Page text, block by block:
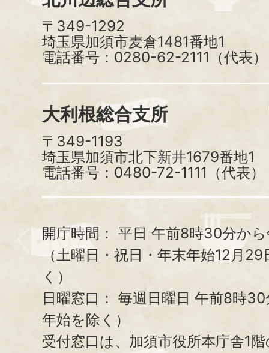
〒349-1292
埼玉県加須市麦倉1481番地1
電話番号：0280-62-2111（代表）
大利根総合支所
〒349-1193
埼玉県加須市北下新井1679番地1
電話番号：0480-72-1111（代表）
開庁時間： 平日 午前8時30分か
（土曜日・祝日・年末年始12月
く）
日曜窓口： 毎週日曜日 午前8時
年始を除く）
受付窓口は、加須市役所本庁舎1